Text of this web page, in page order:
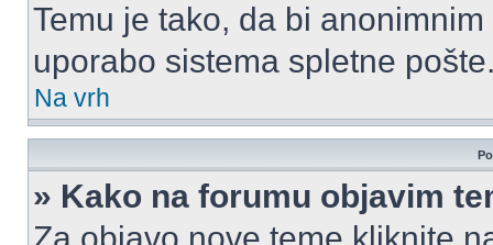
Temu je tako, da bi
uporabo sistema spletne
Na vrh
» Kako na forumu objavim